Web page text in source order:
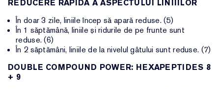
REDUCERE RAPIDĂ A ASPECTULUI LINIIILOR
În doar 3 zile, liniile încep să apară reduse. (5)
În 1 săptămână, liniile și ridurile de pe frunte sunt
reduse. (6)
În 2 săptămâni, liniile de la nivelul gâtului sunt reduse. (7)
DOUBLE COMPOUND POWER: HEXAPEPTIDES 8
+ 9